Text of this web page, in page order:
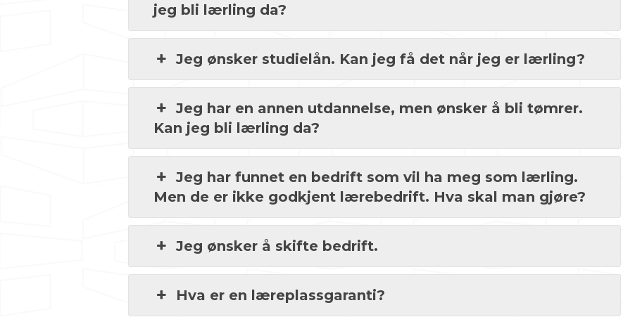
jeg bli lærling da?
Jeg ønsker studielån. Kan jeg få det når jeg er lærling?
Jeg har en annen utdannelse, men ønsker å bli tømrer.
Kan jeg bli lærling da?
Jeg har funnet en bedrift som vil ha meg som lærling.
Men de er ikke godkjent lærebedrift. Hva skal man gjøre?
Jeg ønsker å skifte bedrift.
Hva er en læreplassgaranti?